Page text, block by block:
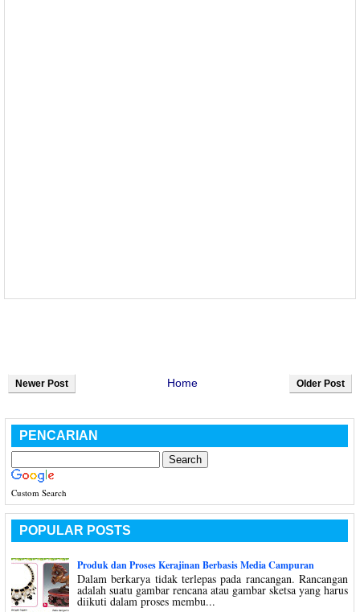
Newer Post Older Post
Home
PENCARIAN
Custom Search
POPULAR POSTS
Produk dan Proses Kerajinan Berbasis Media Campuran
Dalam berkarya tidak terlepas pada rancangan. Rancangan
adalah suatu gambar rencana atau gambar sketsa yang harus
diikuti dalam proses membu...